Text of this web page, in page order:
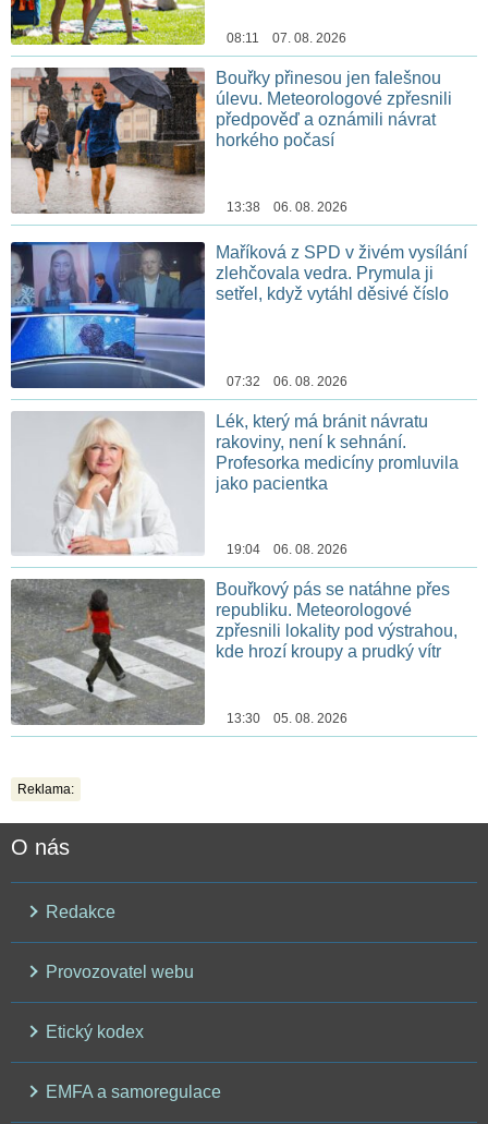
08:11 07. 08. 2026
Bouřky přinesou jen falešnou
úlevu. Meteorologové zpřesnili
předpověď a oznámili návrat
horkého počasí
13:38 06. 08. 2026
Maříková z SPD v živém vysílání
zlehčovala vedra. Prymula ji
setřel, když vytáhl děsivé číslo
07:32 06. 08. 2026
Lék, který má bránit návratu
rakoviny, není k sehnání.
Profesorka medicíny promluvila
jako pacientka
19:04 06. 08. 2026
Bouřkový pás se natáhne přes
republiku. Meteorologové
zpřesnili lokality pod výstrahou,
kde hrozí kroupy a prudký vítr
13:30 05. 08. 2026
Reklama:
O nás
Redakce
Provozovatel webu
Etický kodex
EMFA a samoregulace